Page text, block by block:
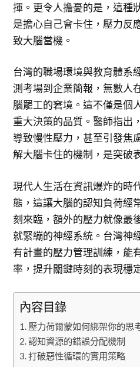
揮。更令人擔憂的是，這
是擔心自己會卡住，壓力反
致大腦當機。
台灣的職場環境與教育體系
測考場到企業簡報，無數人
腦罷工的窘境。這不僅是個
重大決策的品質。醫師指出
導致慢性壓力，甚至引發焦
解大腦卡住的機制，是突破
現代人生活在資訊爆炸的時
態，這讓大腦的認知負荷經
刻來臨，額外的壓力就像最
就緊繃的神經系統。台灣神
有計畫的壓力管理訓練，能
率，提升關鍵時刻的表現穩
內容目錄
壓力荷爾蒙如何綁架你的思
認知資源的錯誤分配機制
打破惡性循環的實用策略